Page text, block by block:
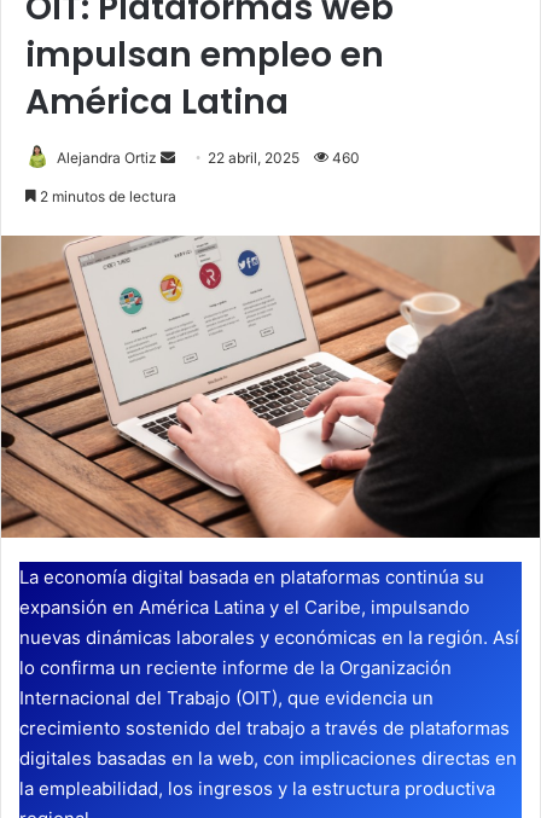
impulsan empleo en
América Latina
Alejandra Ortiz
Send 22 abril, 2025 460
2 minutos de lectura
La economía digital basada en plataformas continúa su
expansión en América Latina y el Caribe, impulsando
nuevas dinámicas laborales y económicas en la región. Así
lo confirma un reciente informe de la Organización
Internacional del Trabajo (OIT), que evidencia un
crecimiento sostenido del trabajo a través de plataformas
digitales basadas en la web, con implicaciones directas en
la empleabilidad, los ingresos y la estructura productiva